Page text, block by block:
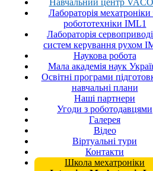
Навчальний центр
Лабораторія мехатроніки
робототехніки IML1
Лабораторія
систем керування рухом
Наукова робота
Мала академія наук
Освітні програми
навчальні плани
Наші партнери
Угоди з роботодавцями
Галерея
Відео
Віртуальні тури
Контакти
Школа мехатроніки